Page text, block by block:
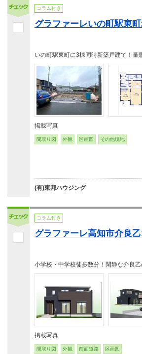
コラム付き
グラファーレいの町駅東
いの町駅東町に3棟同時新築戸建て！量
掲載写真
間取り図 外観 区画図 その他現地
(有)東邦ハウジング
コラム付き
グラファーレ高知市介良
小学校・中学校徒歩数分！閑静な介良
掲載写真
間取り図 外観 前面道路 区画図